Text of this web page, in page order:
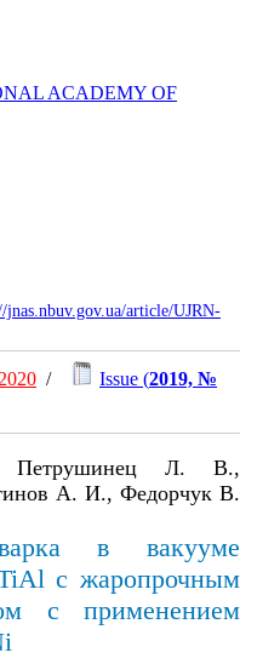
ACADEMY OF
jnas.nbuv.gov.ua/article/UJRN-
/ Issue (2019, №
Л. В.,
А. И., Федорчук В.
в вакууме
с жаропрочным
с применением